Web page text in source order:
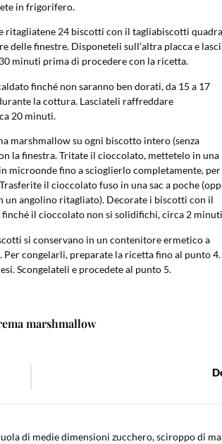
in frigorifero.
ritagliatene 24 biscotti con il tagliabiscotti
delle finestre. Disponeteli sull’altra placca e
minuti prima di procedere con la ricetta.
finché non saranno ben dorati, da 15 a 17
la cottura. Lasciateli raffreddare
20 minuti.
marshmallow su ogni biscotto intero (senza
la finestra. Tritate il cioccolato, mettetelo in una
microonde fino a scioglierlo completamente, per
il cioccolato fuso in una sac a poche
un angolino ritagliato). Decorate i biscotti con il
il cioccolato non si solidifichi, circa 2
si conservano in un contenitore ermetico a
congelarli, preparate la ricetta fino al punto 4.
Scongelateli e procedete al punto 5.
marshmallow
di medie dimensioni zucchero, sciroppo di